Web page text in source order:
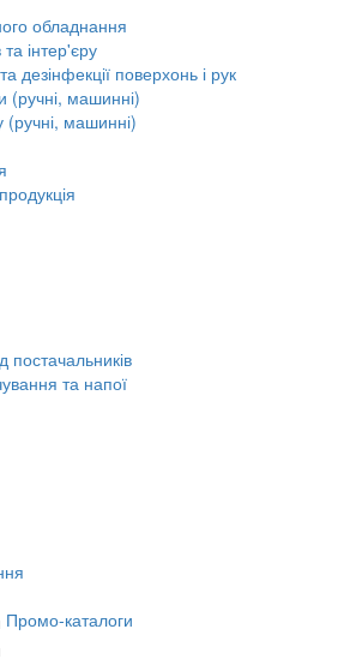
обладнання
інтер'єру
дезінфекції поверхонь і рук
(ручні, машинні)
машинні)
постачальників
та напої
Промо-каталоги